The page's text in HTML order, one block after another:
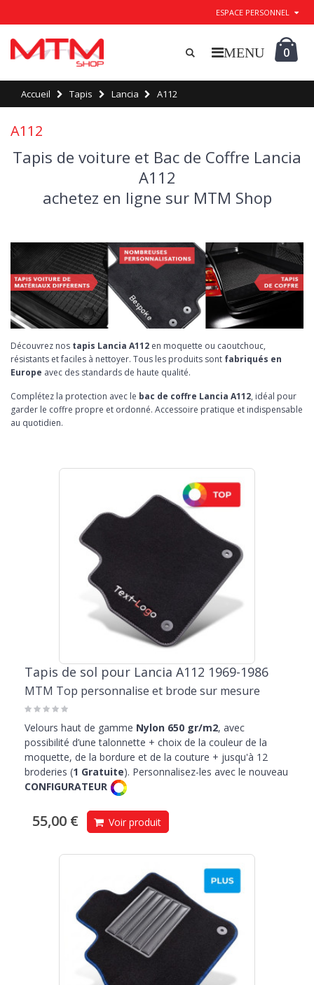
ESPACE PERSONNEL
0
Accueil Tapis Lancia A112
A112
Tapis de voiture et Bac de Coffre Lancia
A112
achetez en ligne sur MTM Shop
Découvrez nos tapis Lancia A112 en moquette ou caoutchouc,
résistants et faciles à nettoyer. Tous les produits sont fabriqués en
Europe avec des standards de haute qualité.
Complétez la protection avec le bac de coffre Lancia A112, idéal pour
garder le coffre propre et ordonné. Accessoire pratique et indispensable
au quotidien.
Tapis de sol pour Lancia A112 1969-1986
MTM Top personnalise et brode sur mesure
Velours haut de gamme Nylon 650 gr/m2, avec
possibilité d’une talonnette + choix de la couleur de la
moquette, de la bordure et de la couture + jusqu'à 12
broderies (1 Gratuite). Personnalisez-les avec le nouveau
CONFIGURATEUR
55,00 € Voir produit